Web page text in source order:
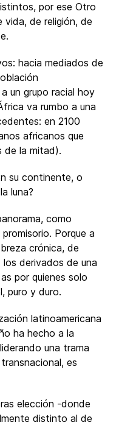
por ese Otro
vida, de religión, de
hacia mediados de
un grupo racial hoy
va rumbo a una
en 2100
africanos que
de la mitad).
su continente, o
luna?
como
Porque a
crónica, de
derivados de una
por quienes solo
puro y duro.
latinoamericana
ha hecho a la
una trama
es
elección -donde
distinto al de